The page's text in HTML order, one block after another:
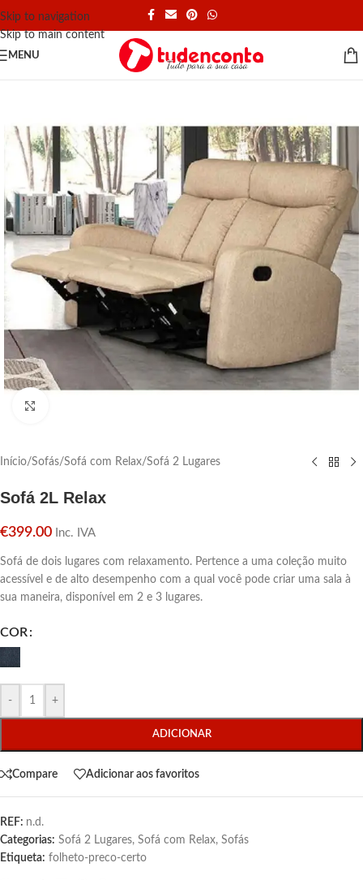
Skip to navigation
Skip to main content
MENU
Início/Sofás/Sofá com Relax/Sofá 2 Lugares
Sofá 2L Relax
€399.00 Inc. IVA
Sofá de dois lugares com relaxamento. Pertence a uma coleção muito
acessível e de alto desempenho com a qual você pode criar uma sala à
sua maneira, disponível em 2 e 3 lugares.
COR
- +
ADICIONAR
Compare Adicionar aos favoritos
REF: n.d.
Categorias: Sofá 2 Lugares, Sofá com Relax, Sofás
Etiqueta: folheto-preco-certo